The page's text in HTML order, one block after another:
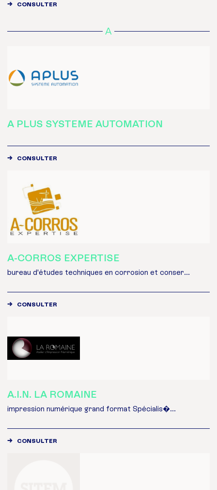
CONSULTER
A
A PLUS SYSTEME AUTOMATION
CONSULTER
A-CORROS EXPERTISE
bureau d'études techniques en corrosion et conser...
CONSULTER
A.I.N. LA ROMAINE
impression numérique grand format Spécialis�...
CONSULTER